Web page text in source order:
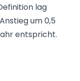
lag
um 0,5
entspricht.